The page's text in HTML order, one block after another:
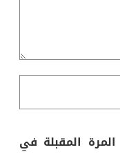
المقبلة في